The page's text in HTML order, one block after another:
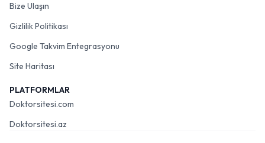
Bize Ulaşın
Gizlilik Politikası
Google Takvim Entegrasyonu
Site Haritası
PLATFORMLAR
Doktorsitesi.com
Doktorsitesi.az